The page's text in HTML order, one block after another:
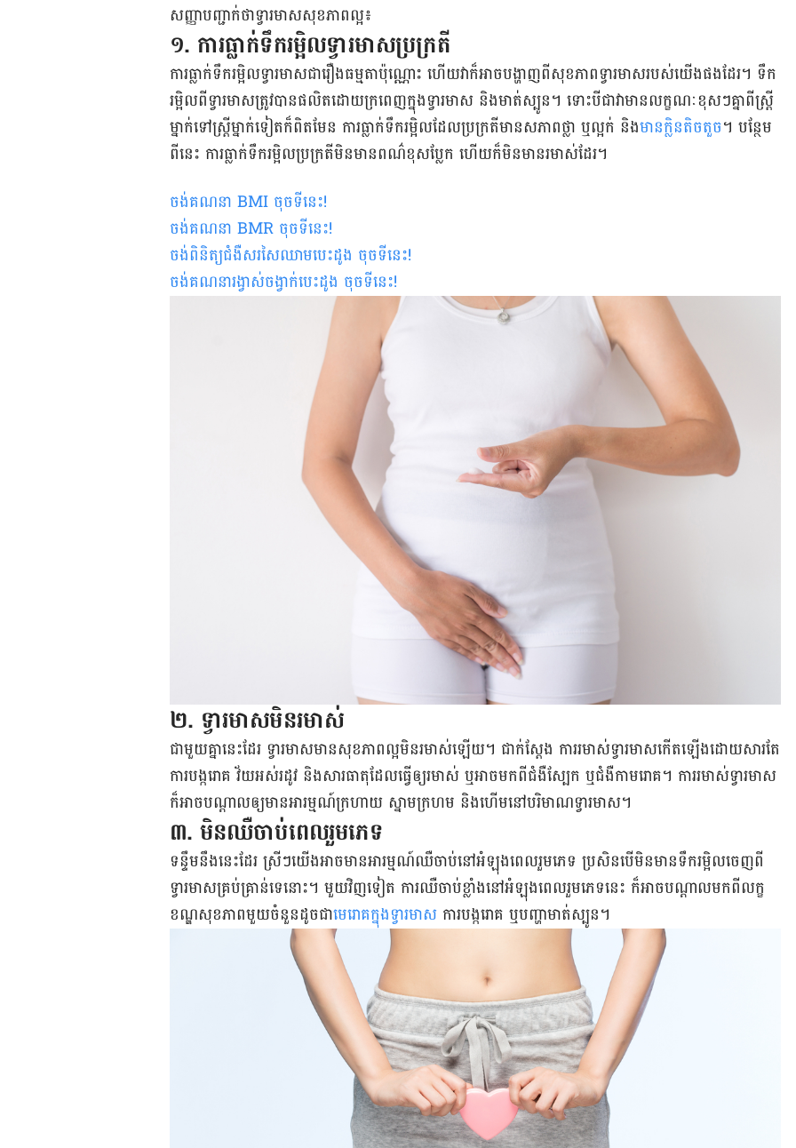
​​​សញ្ញា​បញ្ជាក់​ថា​ទ្វារ​មាស​​សុខភាព​ល្អ៖​
១. ការ​ធ្លាក់​ទឹក​រម្អិល​ទ្វារ​មាស​ប្រក្រតី​
ការ​ធ្លាក់​ទឹក​រម្អិល​ទ្វារ​មាស​ជា​រឿង​ធម្មតា​ប៉ុណ្ណោះ​ ហើយ​វា​​ក៏​អាច​បង្ហាញ​ពី​សុខភាព​ទ្វារ​មាស​របស់​យើង​ផង​ដែរ​។ ទឹក​
រម្អិល​ពី​ទ្វារ​មាស​ត្រូវ​បាន​ផលិត​ដោយ​ក្រពេញ​ក្នុង​ទ្វារ​មាស​ និង​មាត់​ស្បូន​។ ទោះ​បី​ជា​វា​មាន​លក្ខណៈ​ខុស​ៗ​គ្នា​ពី​​ស្ត្រី​
ម្នាក់​ទៅ​ស្ត្រី​​ម្នាក់​ទៀត​ក៏​ពិត​មែន​ ​ការ​ធ្លាក់​ទឹក​រម្អិល​ដែល​ប្រក្រតី​​មាន​សភាព​ថ្លា​ ឬ​ល្អក់​ និង​មាន​ក្លិន​តិចតួច។​ បន្ថែម​
ពី​នេះ​ ​ការ​ធ្លាក់​ទឹក​រម្អិល​​ប្រក្រតី​មិន​មាន​ពណ៌​ខុស​ប្លែក​ ហើយ​ក៏​មិន​មាន​រមាស់​ដែរ។
ចង់គណនា BMI ចុចទីនេះ!
ចង់គណនា BMR ចុចទីនេះ!
ចង់ពិនិត្យជំងឺសរសៃឈាមបេះដូង ចុចទីនេះ!
ចង់គណនារង្វាស់ចង្វាក់បេះដូង ចុចទីនេះ!
២. ទ្វារ​មាស​មិន​រមាស់​
ជាមួយ​គ្នា​នេះ​ដែរ ទ្វារ​មាស​​មាន​សុខភាព​ល្អ​មិន​​រមាស់​ឡើយ​។ ជាក់​ស្ដែង​ ការ​រមាស់​ទ្វារ​មាស​​កើត​ឡើង​ដោយ​សារ​តែ​
ការ​បង្ក​រោគ​ វ័យ​អស់​រដូវ និង​សារធាតុ​ដែល​ធ្វើ​ឲ្យ​រមាស់​ ឬ​អាច​​មក​ពី​ជំងឺ​ស្បែក​ ឬ​ជំងឺ​កាមរោគ។​ ការ​រមាស់​ទ្វារ​មាស​
ក៏​អាច​បណ្ដាល​ឲ្យ​មាន​អារម្មណ៍​ក្រហាយ ស្នាម​ក្រហម​ និង​ហើម​នៅ​បរិមាណ​ទ្វារ​មាស​។
៣. មិន​ឈឺ​ចាប់​ពេល​រួម​ភេទ​
​ទន្ទឹម​នឹង​នេះ​ដែរ ស្រីៗ​យើង​អាច​មាន​អារម្មណ៍​ឈឺ​ចាប់​នៅ​អំឡុង​ពេល​រួម​ភេទ​ ប្រសិនបើ​មិន​មាន​ទឹក​រម្អិល​ចេញ​ពី​
ទ្វារ​មាស​គ្រប់​គ្រាន់​ទេ​នោះ​។ មួយ​វិញ​ទៀត​ ការ​ឈឺចាប់​ខ្លាំង​នៅ​អំឡុង​ពេល​​​រួម​ភេទ​នេះ​ ក៏​អាច​បណ្ដាល​មក​ពី​​លក្ខ
ខណ្ឌ​សុខភាព​មួយ​ចំនួន​​ដូចជា​​មេរោគ​ក្នុង​ទ្វារ​មាស ​ ការ​បង្ក​រោគ​ ឬ​បញ្ហា​មាត់​ស្បូន​។